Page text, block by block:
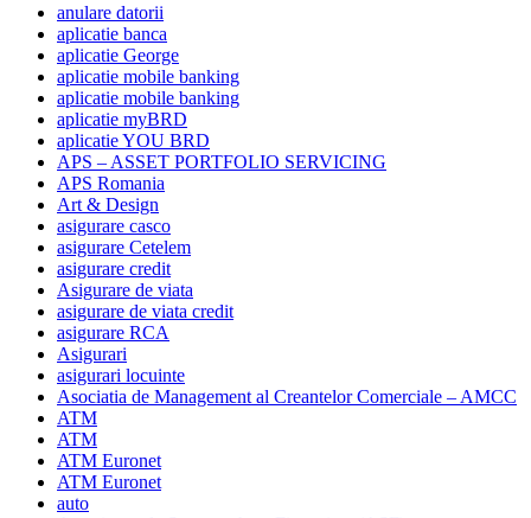
anulare datorii
aplicatie banca
aplicatie George
aplicatie mobile banking
aplicatie mobile banking
aplicatie myBRD
aplicatie YOU BRD
APS – ASSET PORTFOLIO SERVICING
APS Romania
Art & Design
asigurare casco
asigurare Cetelem
asigurare credit
Asigurare de viata
asigurare de viata credit
asigurare RCA
Asigurari
asigurari locuinte
Asociatia de Management al Creantelor Comerciale – AMCC
ATM
ATM
ATM Euronet
ATM Euronet
auto